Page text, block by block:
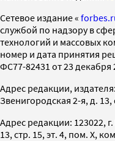
Cетевое издание «
службой по надзору в
технологий и массовых
номер и дата принятия
ФС77-82431 от 23 декабря
Адрес редакции,
Звенигородская 2-я, д. 13,
Адрес редакции: 123022,
13, стр. 15, эт. 4, пом. X,